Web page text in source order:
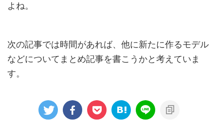
よね。
次の記事では時間があれば、他に新たに作るモデル
などについてまとめ記事を書こうかと考えていま
す。